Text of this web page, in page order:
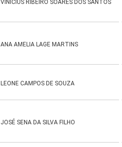
VINICIUS RIBEIRO SOARES DOS SANTOS
ANA AMELIA LAGE MARTINS
LEONE CAMPOS DE SOUZA
JOSÉ SENA DA SILVA FILHO